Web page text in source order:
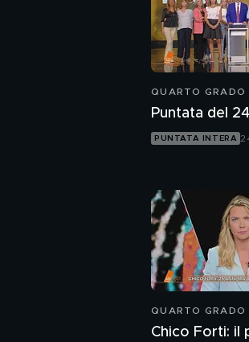
QUARTO GRADO
Puntata del
PUNTATA INTERA
QUARTO GRADO
Chico Forti: il